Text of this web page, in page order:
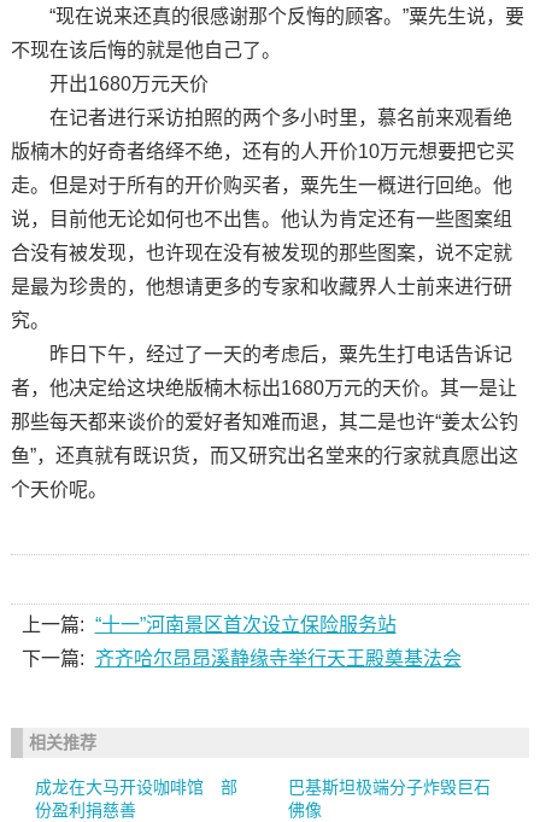
“现在说来还真的很感谢那个反悔的顾客。”粟先生说，要
不现在该后悔的就是他自己了。
开出1680万元天价
在记者进行采访拍照的两个多小时里，慕名前来观看绝
版楠木的好奇者络绎不绝，还有的人开价10万元想要把它买
走。但是对于所有的开价购买者，粟先生一概进行回绝。他
说，目前他无论如何也不出售。他认为肯定还有一些图案组
合没有被发现，也许现在没有被发现的那些图案，说不定就
是最为珍贵的，他想请更多的专家和收藏界人士前来进行研
究。
昨日下午，经过了一天的考虑后，粟先生打电话告诉记
者，他决定给这块绝版楠木标出1680万元的天价。其一是让
那些每天都来谈价的爱好者知难而退，其二是也许“姜太公钓
鱼”，还真就有既识货，而又研究出名堂来的行家就真愿出这
个天价呢。
上一篇: “十一”河南景区首次设立保险服务站
下一篇:
齐齐哈尔昂昂溪静缘寺举行天王殿奠基法会
相关推荐
成龙在大马开设咖啡馆 部
份盈利捐慈善
巴基斯坦极端分子炸毁巨石
佛像